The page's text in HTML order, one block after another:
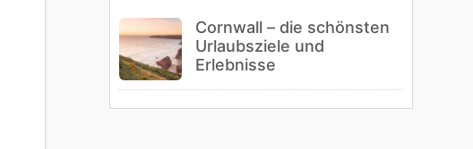
Cornwall – die schönsten
Urlaubsziele und
Erlebnisse